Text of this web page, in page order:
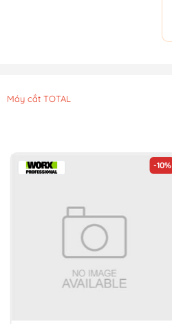
Máy cắt TOTAL
-10%